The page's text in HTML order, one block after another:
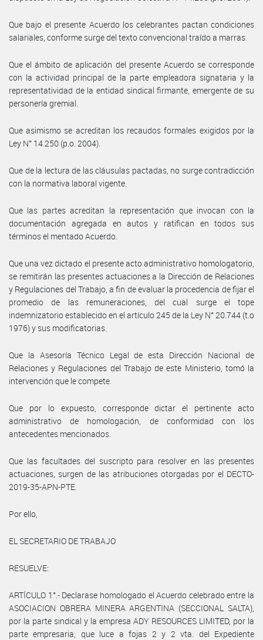
Que bajo el presente Acuerdo los celebrantes pactan condiciones
salariales, conforme surge del texto convencional traído a marras.
Que el ámbito de aplicación del presente Acuerdo se corresponde
con la actividad principal de la parte empleadora signataria y la
representatividad de la entidad sindical firmante, emergente de su
personería gremial.
Que asimismo se acreditan los recaudos formales exigidos por la
Ley N° 14.250 (p.o. 2004).
Que de la lectura de las cláusulas pactadas, no surge contradicción
con la normativa laboral vigente.
Que las partes acreditan la representación que invocan con la
documentación agregada en autos y ratifican en todos sus
términos el mentado Acuerdo.
Que una vez dictado el presente acto administrativo homologatorio,
se remitirán las presentes actuaciones a la Dirección de Relaciones
y Regulaciones del Trabajo, a fin de evaluar la procedencia de fijar el
promedio de las remuneraciones, del cual surge el tope
indemnizatorio establecido en el artículo 245 de la Ley N° 20.744 (t.o
1976) y sus modificatorias.
Que la Asesoría Técnico Legal de esta Dirección Nacional de
Relaciones y Regulaciones del Trabajo de este Ministerio, tomó la
intervención que le compete.
Que por lo expuesto, corresponde dictar el pertinente acto
administrativo de homologación, de conformidad con los
antecedentes mencionados.
Que las facultades del suscripto para resolver en las presentes
actuaciones, surgen de las atribuciones otorgadas por el DECTO-
2019-35-APN-PTE.
Por ello,
EL SECRETARIO DE TRABAJO
RESUELVE:
ARTÍCULO 1°.- Declarase homologado el Acuerdo celebrado entre la
ASOCIACION OBRERA MINERA ARGENTINA (SECCIONAL SALTA),
por la parte sindical y la empresa ADY RESOURCES LIMITED, por la
parte empresaria, que luce a fojas 2 y 2 vta. del Expediente